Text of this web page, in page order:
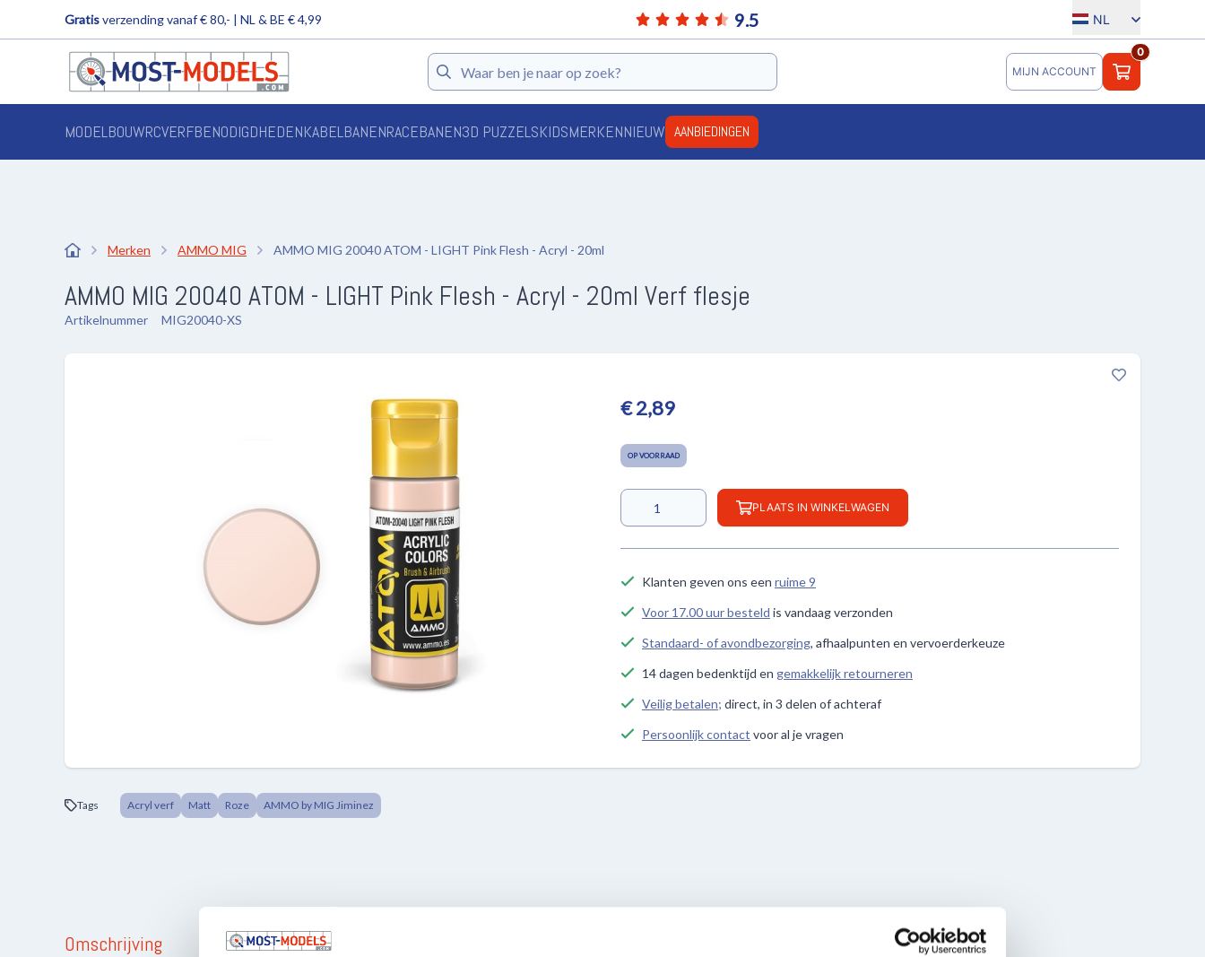
9.5
Gratisverzending vanaf € 80,- | NL & BE € 4,99 NL
MIJN ACCOUNT
0
Zoeken
MODELBOUWRCVERFBENODIGDHEDENKABELBANENRACEBANEN3D PUZZELSKIDSMERKENNIEUW AANBIEDINGEN
Merken AMMO MIG AMMO MIG 20040 ATOM - LIGHT Pink Flesh - Acryl - 20ml
AMMO MIG 20040 ATOM - LIGHT Pink Flesh - Acryl - 20ml Verf flesje
Artikelnummer MIG20040-XS
€ 2,89
OP VOORRAAD
PLAATS IN WINKELWAGEN
Klanten geven ons een ruime 9
Voor 17.00 uur besteld is vandaag verzonden
Standaard- of avondbezorging, afhaalpunten en vervoerderkeuze
14 dagen bedenktijd en gemakkelijk retourneren
Veilig betalen; direct, in 3 delen of achteraf
Persoonlijk contact voor al je vragen
Tags Acryl verf Matt Roze AMMO by MIG Jiminez
Omschrijving